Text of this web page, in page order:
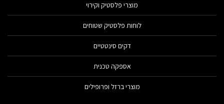
מוצרי פלסטיק וקירוי
לוחות פלסטיק שטוחים
דקים סינטטיים
אספקה טכנית
מוצרי ברזל ופרופילים